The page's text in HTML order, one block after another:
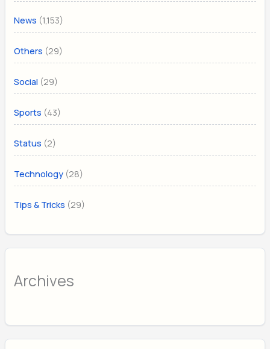
News (1,153)
Others (29)
Social (29)
Sports (43)
Status (2)
Technology (28)
Tips & Tricks (29)
Archives